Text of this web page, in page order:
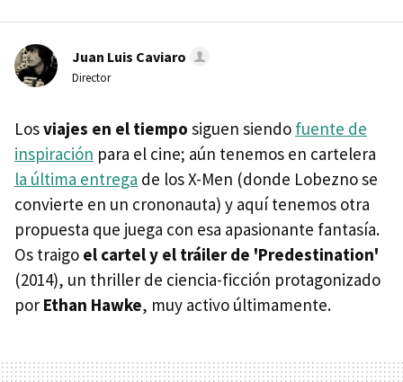
Juan Luis Caviaro
Director
Losviajes en el tiempo siguen siendo fuente de
inspiración para el cine; aún tenemos en cartelera
la última entrega de los X-Men (donde Lobezno se
convierte en un crononauta) y aquí tenemos otra
propuesta que juega con esa apasionante fantasía.
Os traigo el cartel y el tráiler de 'Predestination'
(2014), un thriller de ciencia-ficción protagonizado
por Ethan Hawke, muy activo últimamente.